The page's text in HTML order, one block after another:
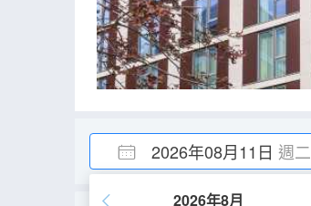
2026年08月11日 週二
2026年8月